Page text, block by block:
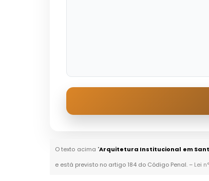
O texto acima "Arquitetura Institucional em
e está previsto no artigo 184 do Código Penal. – Lei